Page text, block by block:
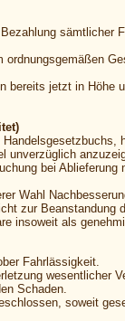
sämtlicher
ordnungsgemäßen
bereits jetzt in Höhe
unverzüglich
bei Ablieferung
Wahl
zur Beanstandung
insoweit als
Fahrlässigkeit.
wesentlicher
Schaden.
soweit